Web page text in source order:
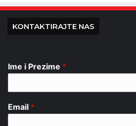
KONTAKTIRAJTE NAS
Ime i Prezime *
Email *